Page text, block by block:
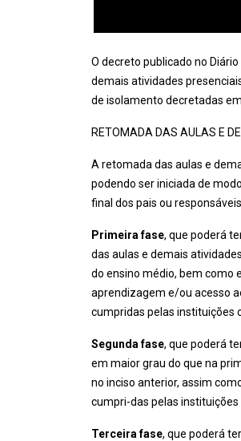
O decreto publicado no
demais atividades
de isolamento decretadas
RETOMADA DAS AULAS E
A retomada das aulas e
podendo ser iniciada de
final dos pais ou responsáveis.
Primeira fase, que poderá
das aulas e demais
do ensino médio, bem como
aprendizagem e/ou acesso
cumpridas pelas instituições
Segunda fase, que poderá
em maior grau do que na
no inciso anterior, assim
cumpri-das pelas instituições
Terceira fase, que poderá